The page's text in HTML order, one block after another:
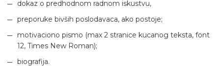
dokaz o predhodnom radnom iskustvu,
preporuke bivših poslodavaca, ako postoje;
motivaciono pismo (max 2 stranice kucanog teksta, font
12, Times New Roman);
biografija.